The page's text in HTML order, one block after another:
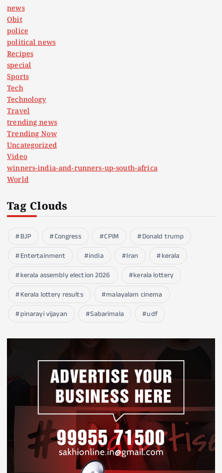
news
Obit
police
political news
Recipes
special
Sports
Tech
Technology
Travel
trending news
Trending Now
Uncategorized
Video
winners-india-and-runners-up-south-africa
World
Tag Clouds
BJP Congress CPIM
Donald trump
Entertainment
india Iran
kerala
kerala assembly election 2026
kerala lottery
Kerala lottery results
malayalam cinema
pinarayi vijayan
Sabarimala udf